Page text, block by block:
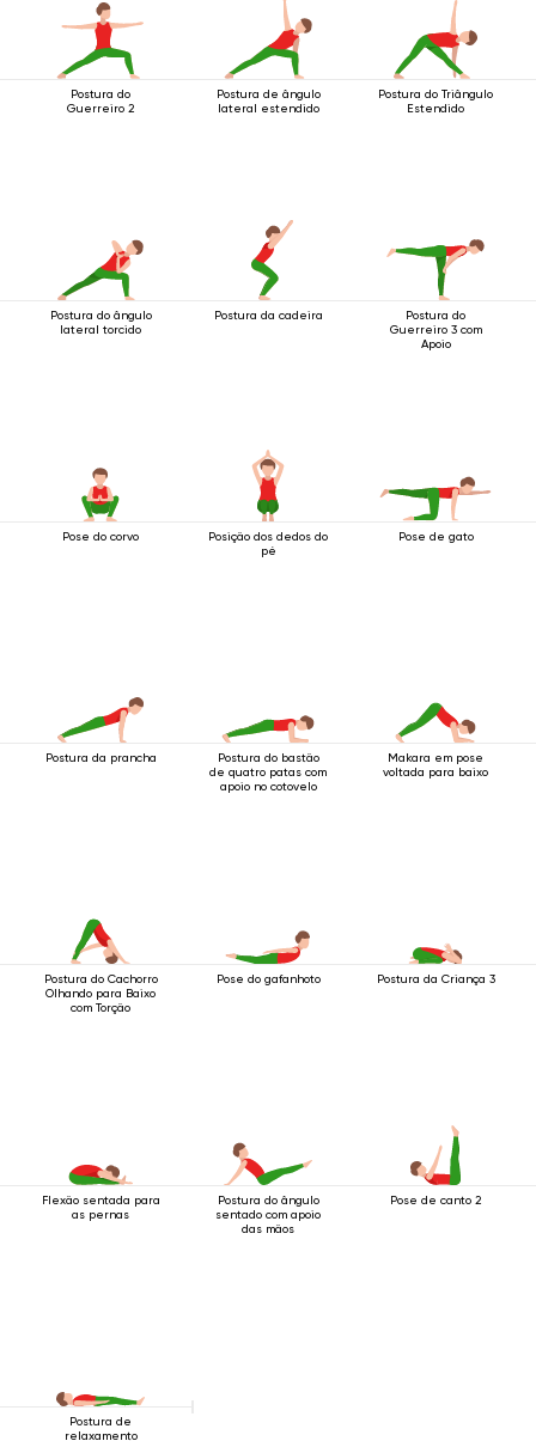
Postura do
Guerreiro 2
Postura de ângulo
lateral estendido
Postura do Triângulo
Estendido
Postura do ângulo
lateral torcido
Postura da cadeira
Postura do
Guerreiro 3 com
Apoio
Pose do corvo
Posição dos dedos do
pé
Pose de gato
Postura da prancha
Postura do bastão
de quatro patas com
apoio no cotovelo
Makara em pose
voltada para baixo
Postura do Cachorro
Olhando para Baixo
com Torção
Pose do gafanhoto Postura da Criança 3
Flexão sentada para
as pernas
Postura do ângulo
sentado com apoio
das mãos
Pose de canto 2
Postura de
relaxamento